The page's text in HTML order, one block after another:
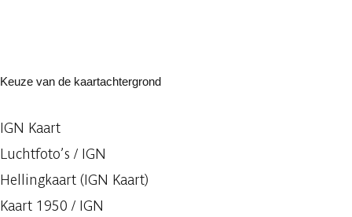
Keuze van de kaartachtergrond
IGN Kaart
Luchtfoto’s / IGN
Hellingkaart (IGN Kaart)
Kaart 1950 / IGN